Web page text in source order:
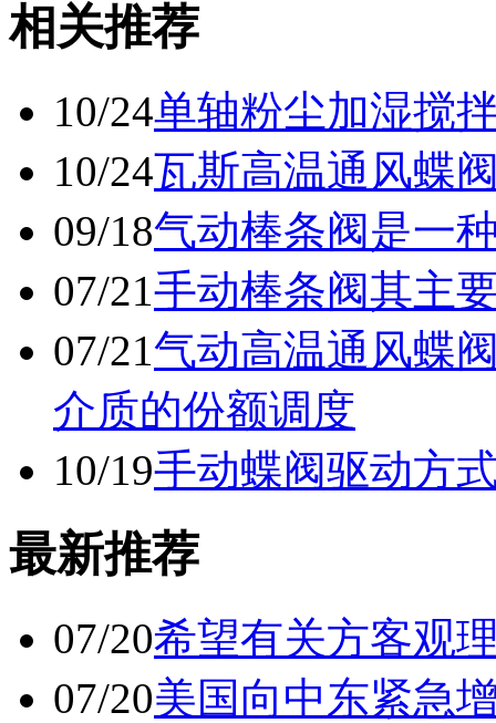
相关推荐
10/24单轴粉尘加湿搅
10/24瓦斯高温通风蝶
09/18气动棒条阀是一
07/21手动棒条阀其主
07/21气动高温通风蝶
介质的份额调度
10/19手动蝶阀驱动方
最新推荐
07/20希望有关方客观
07/20美国向中东紧急